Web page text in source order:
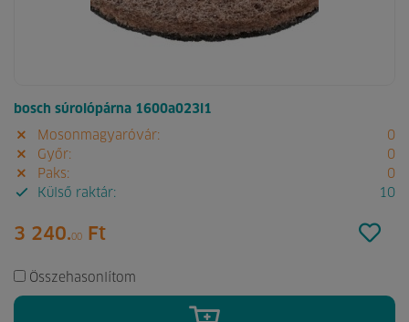
bosch súrolópárna 1600a023l1
Mosonmagyaróvár:
0
Győr:
0
Paks:
0
Külső raktár:
10
3 240.00 Ft
Összehasonlítom